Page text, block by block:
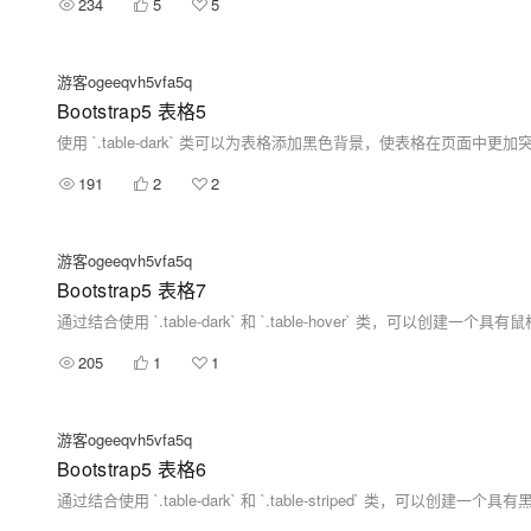
游客ogeeqvh5vfa5q
Bootstrap5 表格5
使用 `.table-dark` 类可以为表格添加黑色背景，使表格在页面中更加
191
2 2
游客ogeeqvh5vfa5q
Bootstrap5 表格7
205 1 1
游客ogeeqvh5vfa5q
Bootstrap5 表格6